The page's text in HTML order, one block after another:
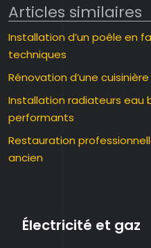
Articles similaires
Installation d’un poêle en
techniques
Rénovation d’une
Installation radiateurs eau
performants
Restauration
ancien
Électricité et gaz